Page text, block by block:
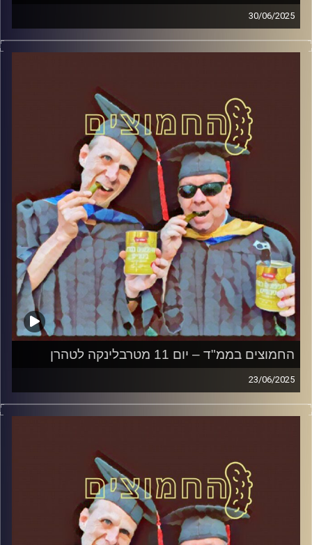
30/06/2025
המערכת הפוליטית על ספת הפסיכולוג, עם פרופסור בועז בן-
דוד ופרופסור גלעד הירשברגר
קרדיט תמונות:AudioVersity
החמוצים בממ"ד – יום 11 מטרבלינקה לטהרן
23/06/2025
המערכת הפוליטית על ספת הפסיכולוג, עם פרופסור בועז בן-
דוד ופרופסור גלעד הירשברגר
קרדיט תמונות:AudioVersity